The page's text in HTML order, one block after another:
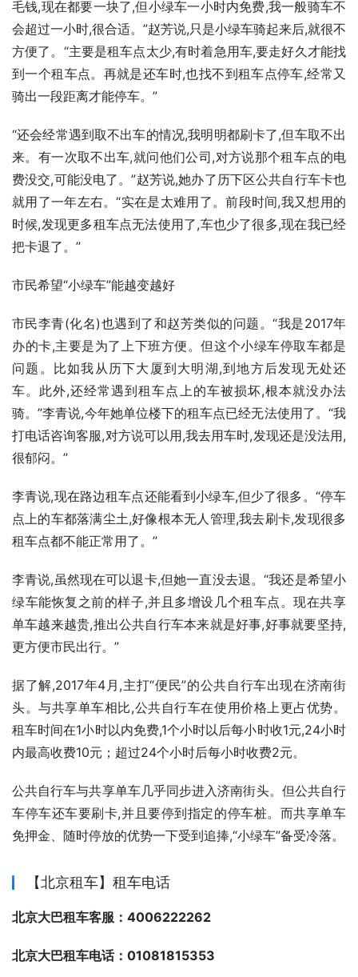
毛钱,现在都要一块了,但小绿车一小时内免费,我一般骑车不
会超过一小时,很合适。”赵芳说,只是小绿车骑起来后,就很不
方便了。“主要是租车点太少,有时着急用车,要走好久才能找
到一个租车点。再就是还车时,也找不到租车点停车,经常又
骑出一段距离才能停车。”
“还会经常遇到取不出车的情况,我明明都刷卡了,但车取不出
来。有一次取不出车,就问他们公司,对方说那个租车点的电
费没交,可能没电了。”赵芳说,她办了历下区公共自行车卡也
就用了一年左右。“实在是太难用了。前段时间,我又想用的
时候,发现更多租车点无法使用了,车也少了很多,现在我已经
把卡退了。”
市民希望“小绿车”能越变越好
市民李青(化名)也遇到了和赵芳类似的问题。“我是2017年
办的卡,主要是为了上下班方便。但这个小绿车停取车都是
问题。比如我从历下大厦到大明湖,到地方后发现无处还
车。此外,还经常遇到租车点上的车被损坏,根本就没办法
骑。”李青说,今年她单位楼下的租车点已经无法使用了。“我
打电话咨询客服,对方说可以用,我去用车时,发现还是没法用,
很郁闷。”
李青说,现在路边租车点还能看到小绿车,但少了很多。“停车
点上的车都落满尘土,好像根本无人管理,我去刷卡,发现很多
租车点都不能正常用了。”
李青说,虽然现在可以退卡,但她一直没去退。“我还是希望小
绿车能恢复之前的样子,并且多增设几个租车点。现在共享
单车越来越贵,推出公共自行车本来就是好事,好事就要坚持,
更方便市民出行。”
据了解,2017年4月,主打“便民”的公共自行车出现在济南街
头。与共享单车相比,公共自行车在使用价格上更占优势。
租车时间在1小时以内免费,1个小时以后每小时收1元,24小时
内最高收费10元；超过24个小时后每小时收费2元。
公共自行车与共享单车几乎同步进入济南街头。但公共自行
车停车还车要刷卡,并且要停到指定的停车桩。而共享单车
免押金、随时停放的优势一下受到追捧,“小绿车”备受冷落。
【北京租车】租车电话
北京大巴租车客服：4006222262
北京大巴租车电话：01081815353